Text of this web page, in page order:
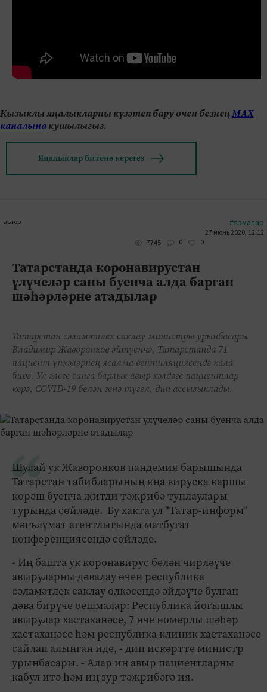
Кызыклы яңалыкларны күзәтеп бару өчен безнеңМАХ
каналынакушылыгыз.
Яңалыклар битенә керегез
автор #язмалар
27 июнь 2020, 12:12
7745
0 0
Татарстанда коронавирустан
үлүчеләр саны буенча алда барган
шәһәрләрне атадылар
Татарстан сәламәтлек саклау министры урынбасары
Владимир Жаворонков әйтүенчә, Татарстанда 71
пациент үпкәләрнең ясалма вентиляциясендә кала
бирә. Ул әлеге санга барлык авыр хәлдәге пациентлар
керә, COVID-19 белән генә түгел, дип ассызыклады.
Шулай ук Жаворонков пандемия барышында
Татарстан табибларының яңа вируска каршы
көрәш буенча җитди тәҗрибә туплаулары
турында сөйләде. Бу хакта ул "Татар-информ"
мәгълүмат агентлыгында матбугат
конференциясендә сөйләде.
- Иң башта ук коронавирус белән чирләүче
авыруларны дәвалау өчен республика
сәламәтлек саклау өлкәсендә әйдәүче булган
дәва бирүче оешмалар: Республика йогышлы
авырулар хастаханәсе, 7 нче номерлы шәһәр
хастаханәсе һәм республика клиник хастаханәсе
сайлап алынган иде, - дип искәртте министр
урынбасары. - Алар иң авыр пациентларны
кабул итә һәм иң зур тәҗрибәгә ия.